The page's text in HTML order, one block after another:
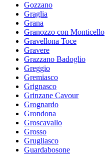
Gozzano
Graglia
Grana
Granozzo con Monticello
Gravellona Toce
Gravere
Grazzano Badoglio
Greggio
Gremiasco
Grignasco
Grinzane Cavour
Grognardo
Grondona
Groscavallo
Grosso
Grugliasco
Guardabosone